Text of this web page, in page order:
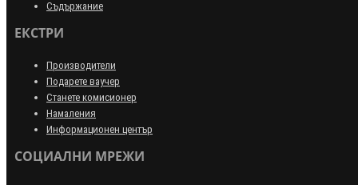
Съдържание
ЕКСТРИ
Производители
Подарете ваучер
Станете комисионер
Намаления
Информационен център
СОЦИАЛНИ МРЕЖИ